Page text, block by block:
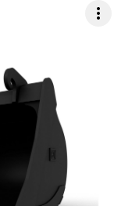
more_vert